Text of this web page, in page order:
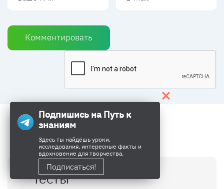
Комментировать
Тесты
Подпишись на Путь к
знаниям
Здесь ты найдёшь уроки,
исследования, интересные факты и
вдохновение для творчества.
Подписаться!